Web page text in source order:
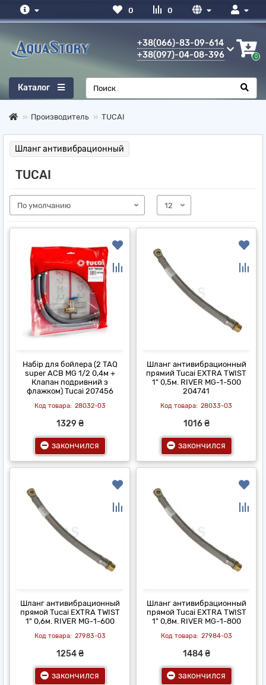
0
0
+38(066)-83-09-614
+38(097)-04-08-396
0
Каталог
Производитель TUCAI
Шланг антивибрационный
TUCAI
Набір для бойлера (2 TAQ
super ACB MG 1/2 0,4м +
Клапан подривний з
флажком) Tucai 207456
28032-03
1329 ₴
закончился
Шланг антивибрационный
прямий Tucai EXTRA TWIST
1" 0,5м. RIVER MG-1-500
204741
28033-03
1016 ₴
закончился
Шланг антивибрационный
прямой Tucai EXTRA TWIST
1" 0,6м. RIVER MG-1-600
27983-03
1254 ₴
закончился
Шланг антивибрационный
прямой Tucai EXTRA TWIST
1" 0,8м. RIVER MG-1-800
27984-03
1484 ₴
закончился